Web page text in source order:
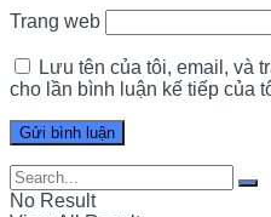
Trang web
Lưu tên của tôi, email, và
cho lần bình luận kế tiếp của
No Result